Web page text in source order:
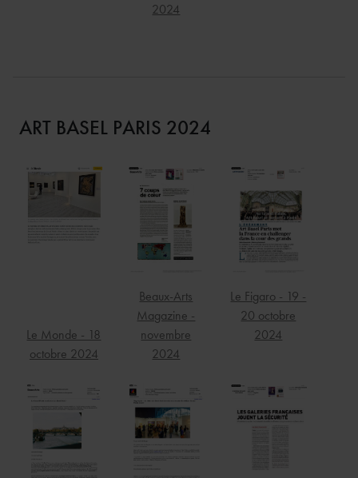
2024
ART BASEL PARIS 2024
Le Monde - 18
octobre 2024
Beaux-Arts
Magazine -
novembre
2024
Le Figaro - 19 -
20 octobre
2024